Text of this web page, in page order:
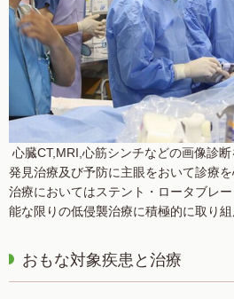
心臓CT,MRI,心筋シンチなどの画像診
発見治療及び予防に主眼をおいて診療を
治療においてはステント・ロータブレ
能な限りの低侵襲治療に積極的に取り組
おもな対象疾患と治療